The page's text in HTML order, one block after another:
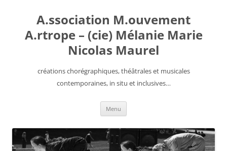
contenuA.ssociation M.ouvement
A.rtrope – (cie) Mélanie Marie
Nicolas Maurel
créations chorégraphiques, théâtrales et musicales
contemporaines, in situ et inclusives…
Menu